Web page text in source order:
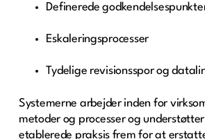
Definerede
Eskaleringsprocesser
Tydelige revisionsspor og
Systemerne arbejder inden for
metoder og processer og
etablerede praksis frem for at